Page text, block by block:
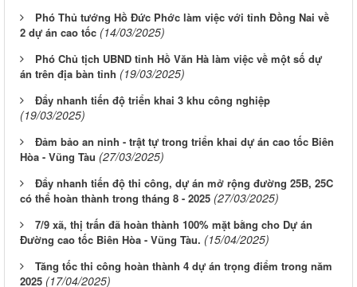
Phó Thủ tướng Hồ Đức Phớc làm việc với tỉnh Đồng Nai về
2 dự án cao tốc (14/03/2025)
Phó Chủ tịch UBND tỉnh Hồ Văn Hà làm việc về một số dự
án trên địa bàn tỉnh (19/03/2025)
Đẩy nhanh tiến độ triển khai 3 khu công nghiệp
(19/03/2025)
Đảm bảo an ninh - trật tự trong triển khai dự án cao tốc Biên
Hòa - Vũng Tàu (27/03/2025)
Đẩy nhanh tiến độ thi công, dự án mở rộng đường 25B, 25C
có thể hoàn thành trong tháng 8 - 2025 (27/03/2025)
7/9 xã, thị trấn đã hoàn thành 100% mặt bằng cho Dự án
Đường cao tốc Biên Hòa - Vũng Tàu. (15/04/2025)
Tăng tốc thi công hoàn thành 4 dự án trọng điểm trong năm
2025 (17/04/2025)